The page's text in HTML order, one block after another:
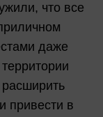
что все
даже
привести в